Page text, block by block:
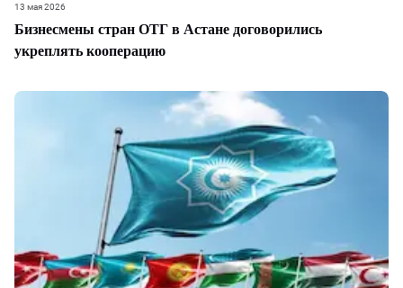
Бизнесмены стран ОТГ в Астане договорились
укреплять кооперацию
13 мая 2026